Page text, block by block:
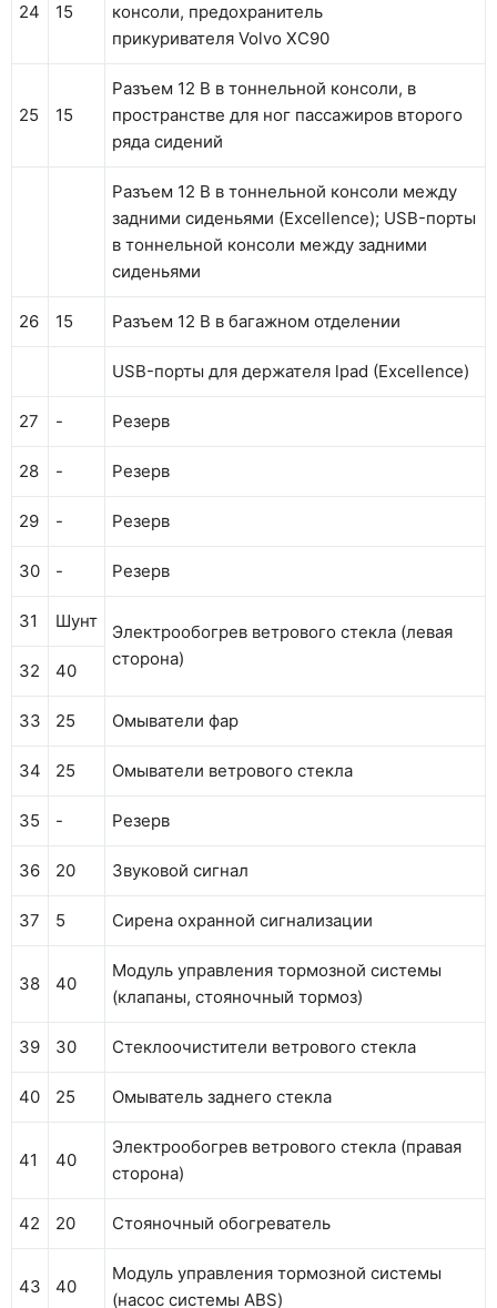
24 15
консоли, предохранитель
прикуривателя Volvo XC90
25 15
Разъем 12 В в тоннельной консоли, в
пространстве для ног пассажиров второго
ряда сидений
Разъем 12 В в тоннельной консоли между
задними сиденьями (Excellence); USB-порты
в тоннельной консоли между задними
сиденьями
26 15 Разъем 12 В в багажном отделении
USB-порты для держателя lpad (Excellence)
27 - Резерв
28 - Резерв
29 - Резерв
30 - Резерв
31 Шунт
Электрообогрев ветрового стекла (левая
сторона)
32 40
33 25 Омыватели фар
34 25 Омыватели ветрового стекла
35 - Резерв
36 20 Звуковой сигнал
37 5 Сирена охранной сигнализации
38 40
Модуль управления тормозной системы
(клапаны, стояночный тормоз)
39 30 Стеклоочистители ветрового стекла
40 25 Омыватель заднего стекла
41 40
Электрообогрев ветрового стекла (правая
сторона)
42 20 Стояночный обогреватель
43 40
Модуль управления тормозной системы
(насос системы ABS)